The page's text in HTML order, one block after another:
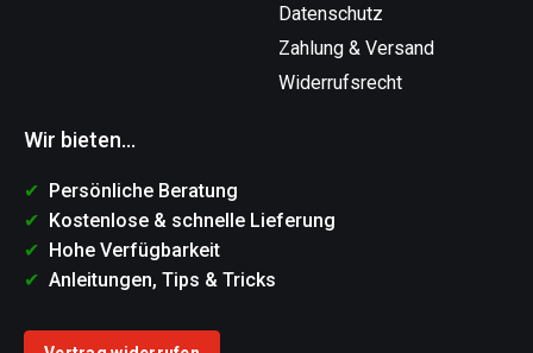
Datenschutz
Zahlung & Versand
Widerrufsrecht
Wir bieten...
Persönliche Beratung
Kostenlose & schnelle Lieferung
Hohe Verfügbarkeit
Anleitungen, Tips & Tricks